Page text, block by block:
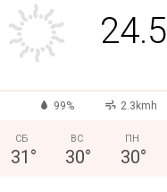
24.5
99% 2.3kmh
СБ
31 °
ВС
30°
ПН
30°